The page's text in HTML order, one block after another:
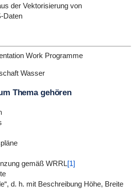
der Vektorisierung von
Daten
Work Programme
Wasser
Thema gehören
gemäß WRRL[1]
d. h. mit Beschreibung Höhe, Breite